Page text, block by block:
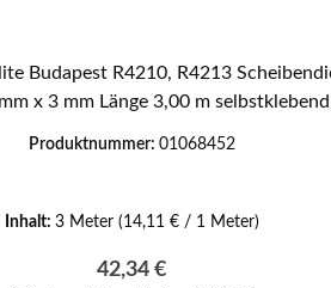
x 3 mm Länge 3,00 m selbstklebend
Produktnummer: 01068452
Inhalt: 3 Meter (14,11 € / 1 Meter)
Regulärer Preis:
42,34 €